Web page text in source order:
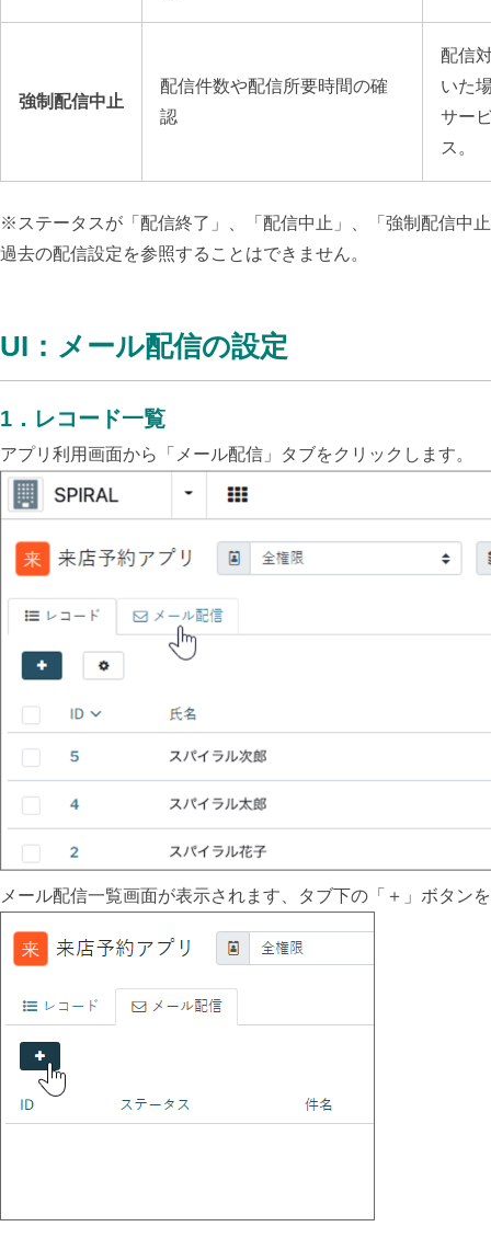
強制配信中止
配信件数や配信所要時間の確
認
配信
いた
サー
ス。
※ステータスが「配信終了」、「配信中止」、「強制配信中
過去の配信設定を参照することはできません。
UI：メール配信の設定
1 ． レコード一覧
アプリ利用画面から「メール配信」タブをクリックします。
メール配信一覧画面が表示されます、タブ下の「＋」ボタン